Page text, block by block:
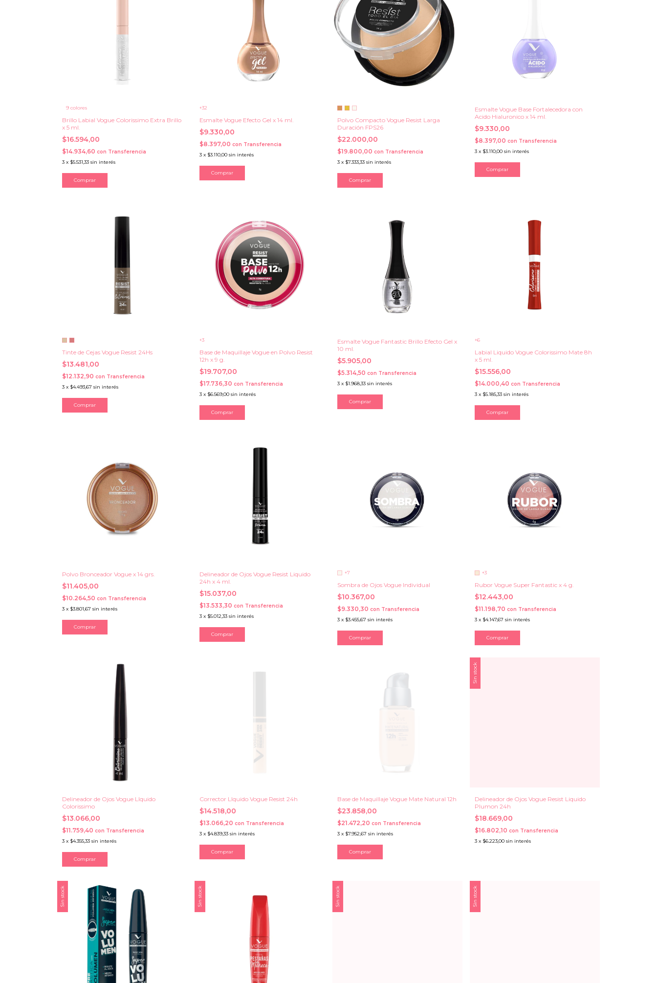
9 colores
Brillo Labial Vogue Colorissimo Extra Brillo
x 5 ml.
$16.594,00
$14.934,60 con Transferencia
3 x $5.531,33 sin interés
Comprar
+32
Esmalte Vogue Efecto Gel x 14 ml.
$9.330,00
$8.397,00con Transferencia
3 x $3.110,00 sin interés
Comprar
Polvo Compacto Vogue Resist Larga
Duración FPS26
$22.000,00
$19.800,00 con Transferencia
3 x $7.333,33 sin interés
Comprar
Esmalte Vogue Base Fortalecedora con
Acido Hialuronico x 14 ml.
$9.330,00
$8.397,00 con Transferencia
3 x $3.110,00 sin interés
Tinte de Cejas Vogue Resist 24Hs
$13.481,00
$12.132,90 con Transferencia
3 x $4.493,67 sin interés
Comprar
+3
Base de Maquillaje Vogue en Polvo Resist
12h x 9 g.
$19.707,00
$17.736,30con Transferencia
3 x $6.569,00 sin interés
Comprar
Esmalte Vogue Fantastic Brillo Efecto Gel x
10 ml.
$5.905,00
$5.314,50 con Transferencia
3 x $1.968,33 sin interés
+6
Labial Liquido Vogue Colorissimo Mate 8h
x 5 ml.
$15.556,00
$14.000,40 con Transferencia
3 x $5.185,33 sin interés
Comprar
Polvo Bronceador Vogue x 14 grs.
$11.405,00
$10.264,50 con Transferencia
3 x $3.801,67 sin interés
Delineador de Ojos Vogue Resist Liquido
24h x 4 ml.
$15.037,00
$13.533,30con Transferencia
3 x $5.012,33 sin interés
+7
Sombra de Ojos Vogue Individual
$10.367,00
$9.330,30 con Transferencia
3 x $3.455,67 sin interés
Comprar
+3
Rubor Vogue Super Fantastic x 4 g.
$12.443,00
$11.198,70 con Transferencia
3 x $4.147,67 sin interés
Comprar
Delineador de Ojos Vogue LIquido
Colorissimo
$13.066,00
$11.759,40 con Transferencia
3 x $4.355,33 sin interés
Corrector LIquido Vogue Resist 24h
$14.518,00
$13.066,20con Transferencia
3 x $4.839,33 sin interés
Comprar
Base de Maquillaje Vogue Mate Natural 12h
$23.858,00
$21.472,20 con Transferencia
3 x $7.952,67 sin interés
Comprar
Sin stock
Delineador de Ojos Vogue Resist Liquido
Plumon 24h
$18.669,00
$16.802,10 con Transferencia
3 x $6.223,00 sin interés
Sin stock Sin stock Sin stock Sin stock